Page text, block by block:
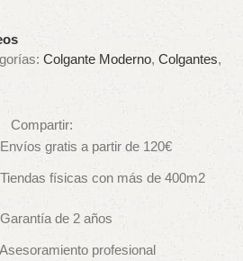
Colgante Moderno, Colgantes,
Compartir:
Envíos gratis a partir de 120€
Tiendas físicas con más de 400m2
Garantía de 2 años
Asesoramiento profesional